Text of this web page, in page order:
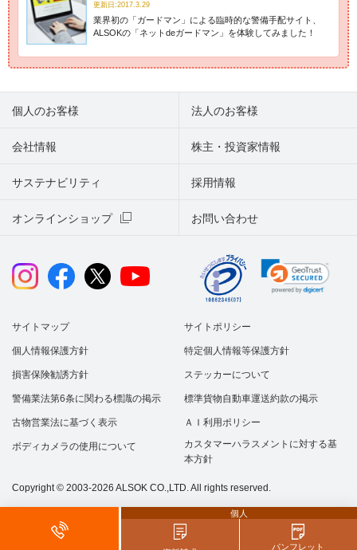
更新日:2017.3.29
業界初の「ガードマン」による臨時的な警備手配サイト、
ALSOKの「ネットdeガードマン」を体験してみました！
個人
パンフレット
個人のお客様 法人のお客様
会社情報 株主・投資家情報
サステナビリティ
オンラインショップ お問い合わせ
採用情報
サイトマップ サイトポリシー
個人情報保護方針 特定個人情報等保護方針
損害保険勧誘方針 ステッカーについて
警備業法第6条に関わる標識の掲示 標準貨物自動車運送約款の掲示
古物営業法に基づく表示 ＡＩ利用ポリシー
ボディカメラの使用について
カスタマーハラスメントに対する基
本方針
Copyright © 2003-2026 ALSOK CO.,LTD. All rights reserved.